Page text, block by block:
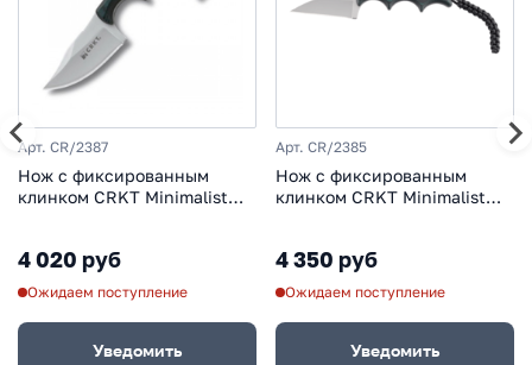
Арт. CR/2387
Нож с фиксированным
клинком CRKT Minimalist
4 020 руб
Ожидаем поступление
Уведомить
Арт. CR/2385
Нож с фиксированным
клинком CRKT Minimalist
4 350 руб
Ожидаем поступление
Уведомить